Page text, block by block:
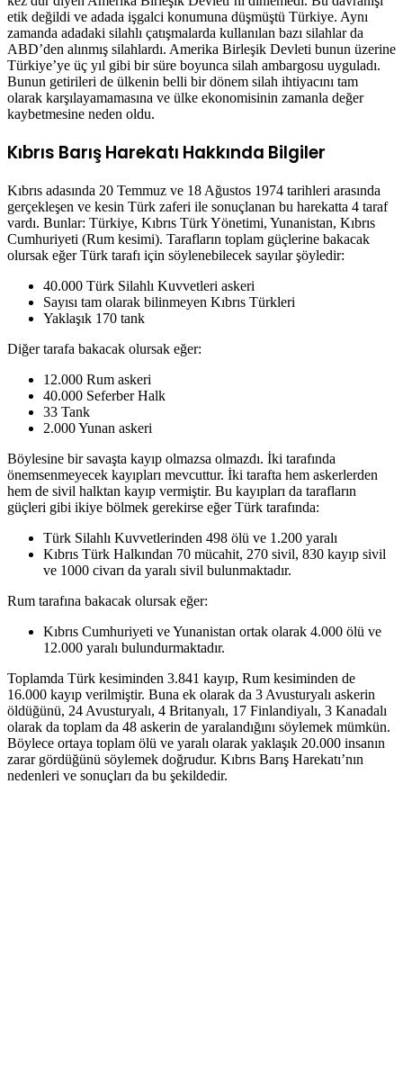
etik değildi ve adada işgalci konumuna düşmüştü Türkiye. Aynı
zamanda adadaki silahlı çatışmalarda kullanılan bazı silahlar da
ABD’den alınmış silahlardı. Amerika Birleşik Devleti bunun üzerine
Türkiye’ye üç yıl gibi bir süre boyunca silah ambargosu uyguladı.
Bunun getirileri de ülkenin belli bir dönem silah ihtiyacını tam
olarak karşılayamamasına ve ülke ekonomisinin zamanla değer
kaybetmesine neden oldu.
Kıbrıs Barış Harekatı Hakkında Bilgiler
Kıbrıs adasında 20 Temmuz ve 18 Ağustos 1974 tarihleri arasında
gerçekleşen ve kesin Türk zaferi ile sonuçlanan bu harekatta 4 taraf
vardı. Bunlar: Türkiye, Kıbrıs Türk Yönetimi, Yunanistan, Kıbrıs
Cumhuriyeti (Rum kesimi). Tarafların toplam güçlerine bakacak
olursak eğer Türk tarafı için söylenebilecek sayılar şöyledir:
40.000 Türk Silahlı Kuvvetleri askeri
Sayısı tam olarak bilinmeyen Kıbrıs Türkleri
Yaklaşık 170 tank
Diğer tarafa bakacak olursak eğer:
12.000 Rum askeri
40.000 Seferber Halk
33 Tank
2.000 Yunan askeri
Böylesine bir savaşta kayıp olmazsa olmazdı. İki tarafında
önemsenmeyecek kayıpları mevcuttur. İki tarafta hem askerlerden
hem de sivil halktan kayıp vermiştir. Bu kayıpları da tarafların
güçleri gibi ikiye bölmek gerekirse eğer Türk tarafında:
Türk Silahlı Kuvvetlerinden 498 ölü ve 1.200 yaralı
Kıbrıs Türk Halkından 70 mücahit, 270 sivil, 830 kayıp sivil
ve 1000 civarı da yaralı sivil bulunmaktadır.
Rum tarafına bakacak olursak eğer:
Kıbrıs Cumhuriyeti ve Yunanistan ortak olarak 4.000 ölü ve
12.000 yaralı bulundurmaktadır.
Toplamda Türk kesiminden 3.841 kayıp, Rum kesiminden de
16.000 kayıp verilmiştir. Buna ek olarak da 3 Avusturyalı askerin
öldüğünü, 24 Avusturyalı, 4 Britanyalı, 17 Finlandiyalı, 3 Kanadalı
olarak da toplam da 48 askerin de yaralandığını söylemek mümkün.
Böylece ortaya toplam ölü ve yaralı olarak yaklaşık 20.000 insanın
zarar gördüğünü söylemek doğrudur. Kıbrıs Barış Harekatı’nın
nedenleri ve sonuçları da bu şekildedir.